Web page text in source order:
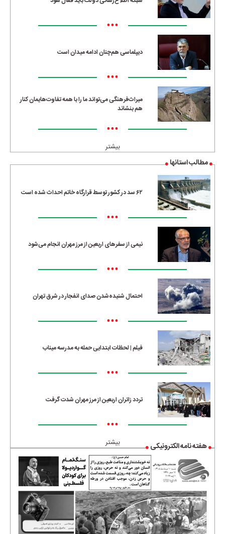
•••
دیپلماسی هم‌چنان ادامه میدان است
•••
میراث‌فرهنگی می‌تواند ما را با همه تفاوت‌هایمان کنار
هم بنشاند
•••
بیشتر
مطالب استانها
۶۲ سد در کشور توسط قرارگاه خاتم احداث شده است
•••
نیمی از سفرهای اربعین از مرز مهران انجام می‌شود
•••
احتمال شنیده‌شدن صدای انفجار در شرق تهران
•••
فیلم | لحظات ابتدایی حمله به مدرسه میناب
•••
تردد زائران اربعین از مرز مهران شدت گرفت
•••
بیشتر هفته نامه الکترونیکی